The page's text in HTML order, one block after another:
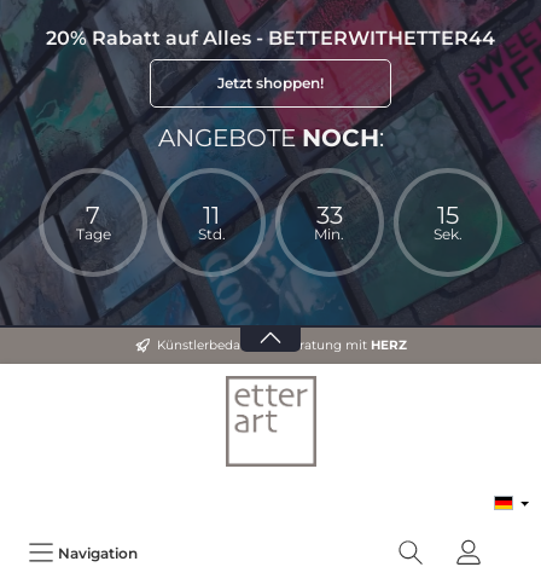
20% Rabatt auf Alles - BETTERWITHETTER44
Jetzt shoppen!
ANGEBOTENOCH:
7
Tage
11
Std.
33
Min.
14
Sek.
Künstlerbedarf und Beratung mitHERZ
Navigation